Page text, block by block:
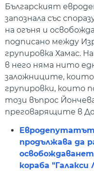
Българският
запознала със
на огъня и
подписано между
групировка Хамас.
в него няма нито
заложниците,
групировки, които
този въпрос
преговарящите в
Евродепутатът
продължава да
кораба "Галакси